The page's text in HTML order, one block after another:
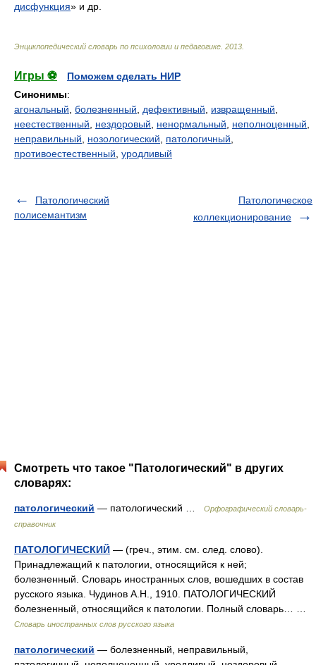
дисфункция» и др.
Энциклопедический словарь по психологии и педагогике 2013
Игры ⚽
Поможем сделать НИР
Синонимы:
агональный болезненный дефективный извращенный
неестественный
нездоровый ненормальный неполноценный
неправильный
нозологический патологичный
противоестественный уродливый
Патологический
полисемантизм
Патологическое
коллекционирование
Смотреть что такое "Патологический" в других
словарях:
патологический — патологический …
Орфографический словарь-
справочник
ПАТОЛОГИЧЕСКИЙ — (греч., этим. см. след. слово).
Принадлежащий к патологии, относящийся к ней;
болезненный. Словарь иностранных слов, вошедших в состав
русского языка. Чудинов А.Н., 1910. ПАТОЛОГИЧЕСКИЙ
болезненный, относящийся к патологии. Полный словарь… …
Словарь иностранных слов русского языка
патологический — болезненный, неправильный,